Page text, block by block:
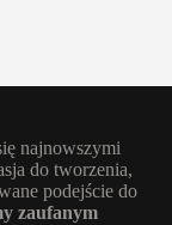
najnowszymi
do tworzenia,
podejście do
zaufanym